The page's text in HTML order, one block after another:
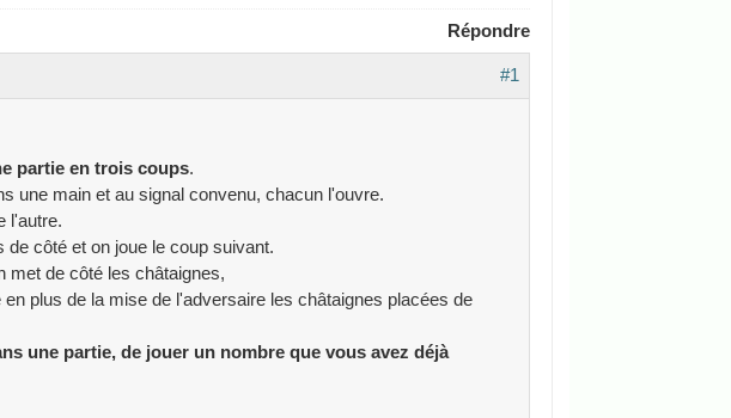
Répondre
#1
partie en trois coups.
une main et au signal convenu, chacun l'ouvre.
l'autre.
côté et on joue le coup suivant.
met de côté les châtaignes,
plus de la mise de l'adversaire les châtaignes placées de
une partie, de jouer un nombre que vous avez déjà